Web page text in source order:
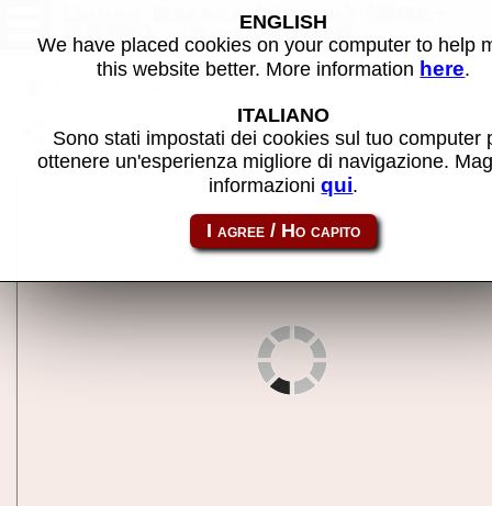
Under Defeat (Japan) (GDL-
0035) - Gioco MAME
Condividi la pagina usando questo link: undefeat
ENGLISH
We have placed cookies on your computer to help
this website better. More information here.
ITALIANO
Sono stati impostati dei cookies sul tuo computer
ottenere un'esperienza migliore di navigazione.
informazioniqui.